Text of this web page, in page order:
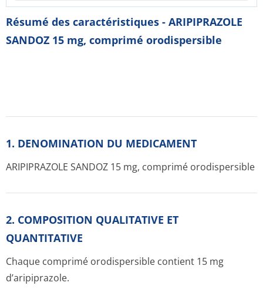
Résumé des caractéristiques - ARIPIPRAZOLE
SANDOZ 15 mg, comprimé orodispersible
1. DENOMINATION DU MEDICAMENT
ARIPIPRAZOLE SANDOZ 15 mg, comprimé orodispersible
2. COMPOSITION QUALITATIVE ET
QUANTITATIVE
Chaque comprimé orodispersible contient 15 mg
d’aripiprazole.